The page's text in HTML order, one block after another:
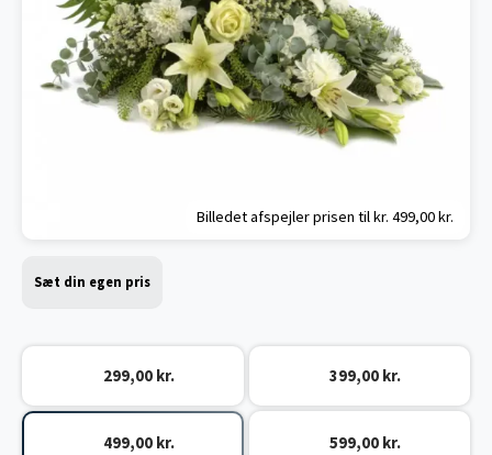
Billedet afspejler prisen til kr. 499,00 kr.
Sæt din egen pris
299,00 kr. 399,00 kr.
499,00 kr. 599,00 kr.